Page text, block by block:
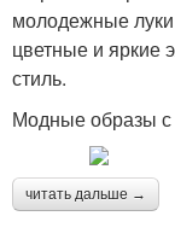
молодежные
цветные и яркие
стиль.
Модные образы
читать дальше →